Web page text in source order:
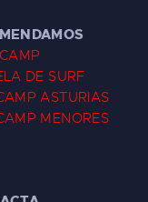
DE SURF
ASTURIAS
MENORES